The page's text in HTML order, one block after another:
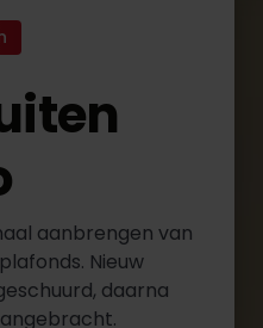
aanbrengen van
Nieuw
daarna